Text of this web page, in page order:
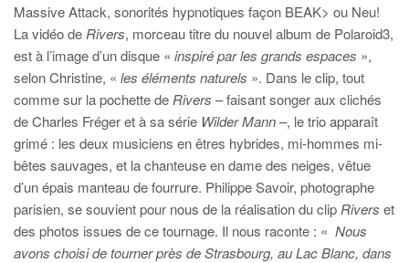
Massive Attack, sonorités hypnotiques façon BEAK> ou Neu!
La vidéo de Rivers, morceau titre du nouvel album de Polaroid3,
est à l’image d’un disque « inspiré par les grands espaces »,
selon Christine, « les éléments naturels ». Dans le clip, tout
comme sur la pochette de Rivers – faisant songer aux clichés
de Charles Fréger et à sa série Wilder Mann–, le trio apparaît
grimé : les deux musiciens en êtres hybrides, mi-hommes mi-
bêtes sauvages, et la chanteuse en dame des neiges, vêtue
d’un épais manteau de fourrure. Philippe Savoir, photographe
parisien, se souvient pour nous de la réalisation du clip Rivers et
des photos issues de ce tournage. Il nous raconte : « Nous
avons choisi de tourner près de Strasbourg, au Lac Blanc, dans